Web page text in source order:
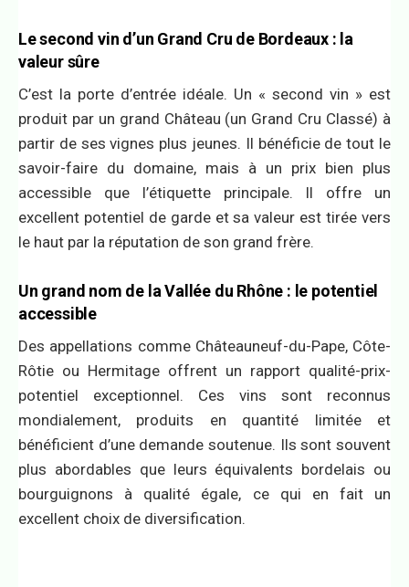
Le second vin d’un Grand Cru de Bordeaux : la
valeur sûre
C’est la porte d’entrée idéale. Un « second vin » est
produit par un grand Château (un Grand Cru Classé) à
partir de ses vignes plus jeunes. Il bénéficie de tout le
savoir-faire du domaine, mais à un prix bien plus
accessible que l’étiquette principale. Il offre un
excellent potentiel de garde et sa valeur est tirée vers
le haut par la réputation de son grand frère.
Un grand nom de la Vallée du Rhône : le potentiel
accessible
Des appellations comme Châteauneuf-du-Pape, Côte-
Rôtie ou Hermitage offrent un rapport qualité-prix-
potentiel exceptionnel. Ces vins sont reconnus
mondialement, produits en quantité limitée et
bénéficient d’une demande soutenue. Ils sont souvent
plus abordables que leurs équivalents bordelais ou
bourguignons à qualité égale, ce qui en fait un
excellent choix de diversification.